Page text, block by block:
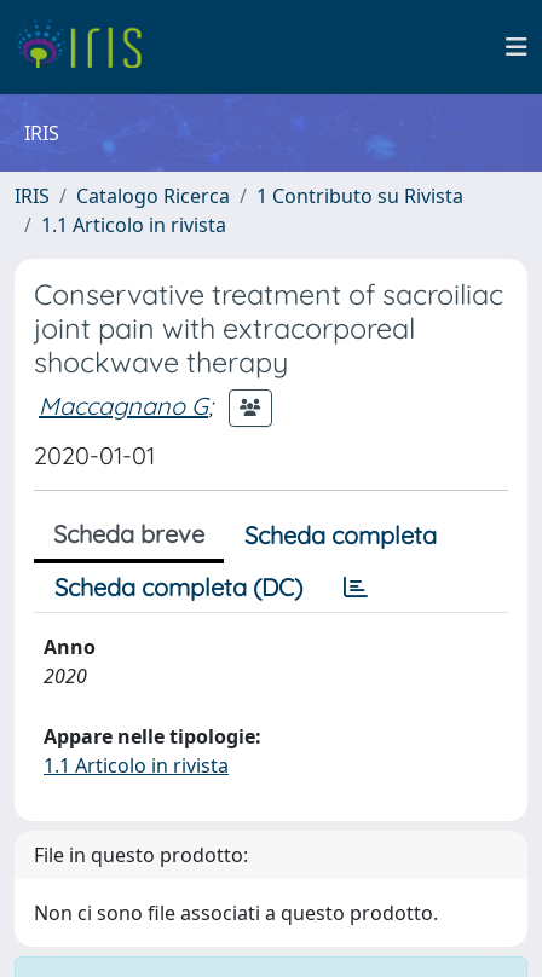
IRIS
IRIS Catalogo Ricerca
1 Contributo su Rivista
1.1 Articolo in rivista
Conservative treatment of sacroiliac
joint pain with extracorporeal
shockwave therapy
Maccagnano G;
2020-01-01
Scheda breve
Scheda completa
Scheda completa (DC)
Anno
2020
Appare nelle tipologie:
1.1 Articolo in rivista
File in questo prodotto:
Non ci sono file associati a questo prodotto.